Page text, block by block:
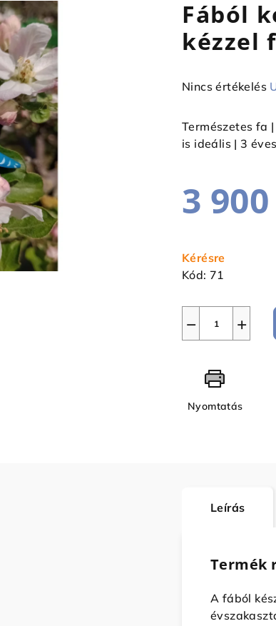
Fából
kézzel
A
átlagos
értékelése
0,0
csillag.
Nincs értékelés
Természetes fa
is ideális | 3
3
Kérésre
Kód: 71
+
−
Nyomtatás
Leírás
Termék
A fából